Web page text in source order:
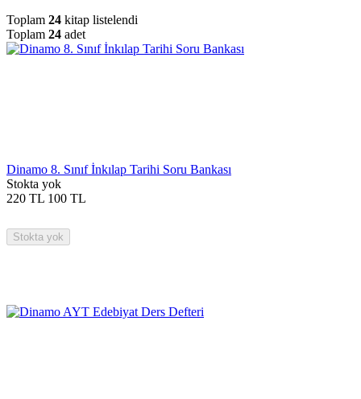
Toplam 24 kitap listelendi
Toplam 24 adet
Dinamo 8. Sınıf İnkılap Tarihi Soru Bankası
Stokta yok
220 TL 100 TL
Stokta yok